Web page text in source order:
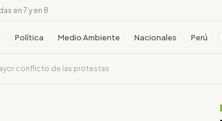
en 7 y en 8
Política Medio Ambiente Nacionales Perú
conflicto de las protestas